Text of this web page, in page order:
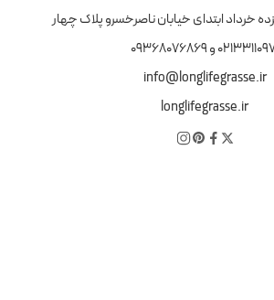
خرداد ابتدای خیابان ناصرخسرو پلاک چهار
و 09368076869
info@longlifegrasse.ir
longlifegrasse.ir